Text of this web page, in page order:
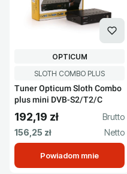
Kod produktu
SLOTH COMBO PLUS
Tuner Opticum Sloth Combo
plus mini DVB-S2/T2/C
PRODUCENT
OPTICUM
Cena brutto
192,19 zł
Cena netto
156,25 zł
Powiadom mnie